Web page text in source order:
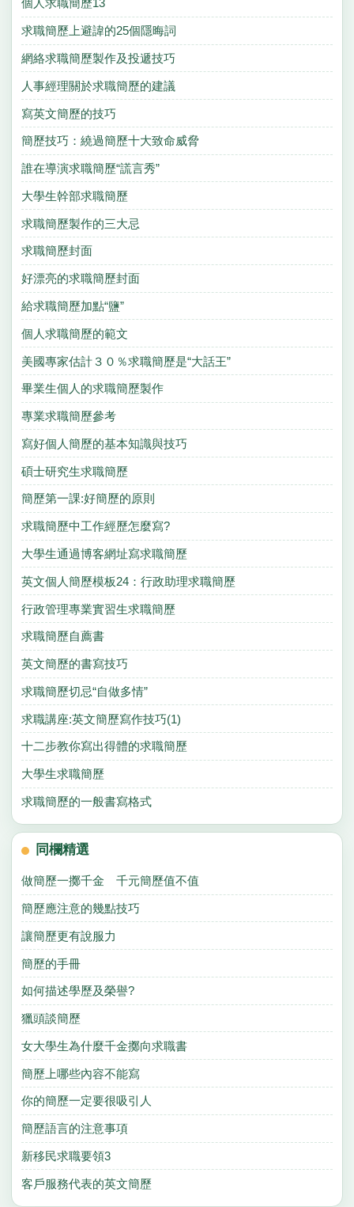
個人求職簡歷13
求職簡歷上避諱的25個隱晦詞
網絡求職簡歷製作及投遞技巧
人事經理關於求職簡歷的建議
寫英文簡歷的技巧
簡歷技巧：繞過簡歷十大致命威脅
誰在導演求職簡歷“謊言秀”
大學生幹部求職簡歷
求職簡歷製作的三大忌
求職簡歷封面
好漂亮的求職簡歷封面
給求職簡歷加點“鹽”
個人求職簡歷的範文
美國專家估計３０％求職簡歷是“大話王”
畢業生個人的求職簡歷製作
專業求職簡歷參考
寫好個人簡歷的基本知識與技巧
碩士研究生求職簡歷
簡歷第一課:好簡歷的原則
求職簡歷中工作經歷怎麼寫?
大學生通過博客網址寫求職簡歷
英文個人簡歷模板24：行政助理求職簡歷
行政管理專業實習生求職簡歷
求職簡歷自薦書
英文簡歷的書寫技巧
求職簡歷切忌“自做多情”
求職講座:英文簡歷寫作技巧(1)
十二步教你寫出得體的求職簡歷
大學生求職簡歷
求職簡歷的一般書寫格式
同欄精選
做簡歷一擲千金 千元簡歷值不值
簡歷應注意的幾點技巧
讓簡歷更有說服力
簡歷的手冊
如何描述學歷及榮譽?
獵頭談簡歷
女大學生為什麼千金擲向求職書
簡歷上哪些內容不能寫
你的簡歷一定要很吸引人
簡歷語言的注意事項
新移民求職要領3
客戶服務代表的英文簡歷